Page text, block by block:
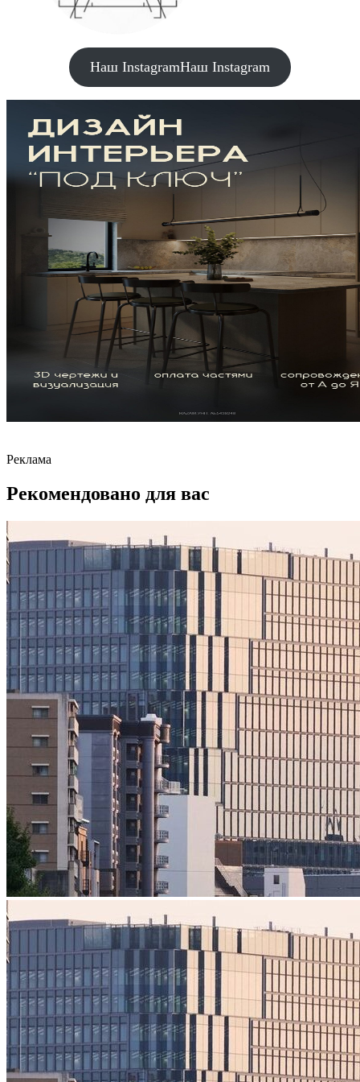
Наш InstagramНаш Instagram
Реклама
Рекомендовано для вас